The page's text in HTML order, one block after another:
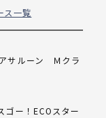
ス一覧
サルーン Ｍクラ
ゴー！ECOスター